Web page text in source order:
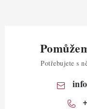
Potřebujete s
info